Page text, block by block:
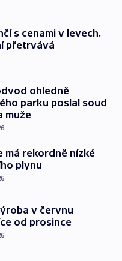
s cenami v levech.
přetrvává
ohledně
parku poslal soud
muže
má rekordně nízké
plynu
v červnu
od prosince